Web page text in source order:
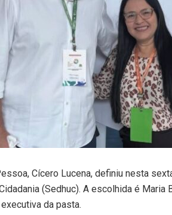
Cícero Lucena, definiu nesta
(Sedhuc). A escolhida é
da pasta.